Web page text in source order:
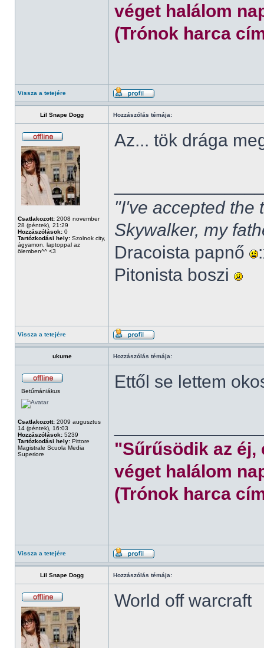
véget halálom
(Trónok harca
Vissza a tetejére
Lil Snape Dogg Hozzászólás témája:
Csatlakozott: 2008 november
28 (péntek), 21:29
Hozzászólások: 0
Tartózkodási hely: Szolnok city,
ágyamon, laptoppal az
ölemben^^ <3
Az... tök drága
"I've accepted the
Skywalker, my
Dracoista papnő
Pitonista boszi
Vissza a tetejére
ukume Hozzászólás témája:
Betűmániákus
Csatlakozott: 2009 augusztus
14 (péntek), 16:03
Hozzászólások: 5239
Tartózkodási hely: Pittore
Magistrale Scuola Media
Superiore
Ettől se lettem
"Sűrűsödik az éj,
véget halálom
(Trónok harca
Vissza a tetejére
Lil Snape Dogg Hozzászólás témája:
World off warcraft